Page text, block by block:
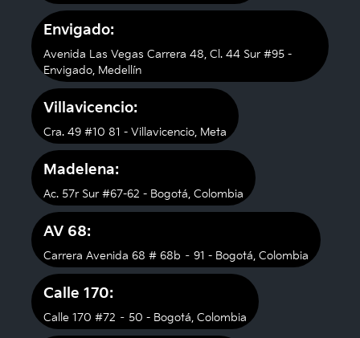
Envigado:
Avenida Las Vegas Carrera 48, Cl. 44 Sur #95 -
Envigado, Medellín
Villavicencio:
Cra. 49 #10 81 - Villavicencio, Meta
Madelena:
Ac. 57r Sur #67-62 - Bogotá, Colombia
AV 68:
Carrera Avenida 68 # 68b – 91 - Bogotá, Colombia
Calle 170:
Calle 170 #72 – 50 - Bogotá, Colombia